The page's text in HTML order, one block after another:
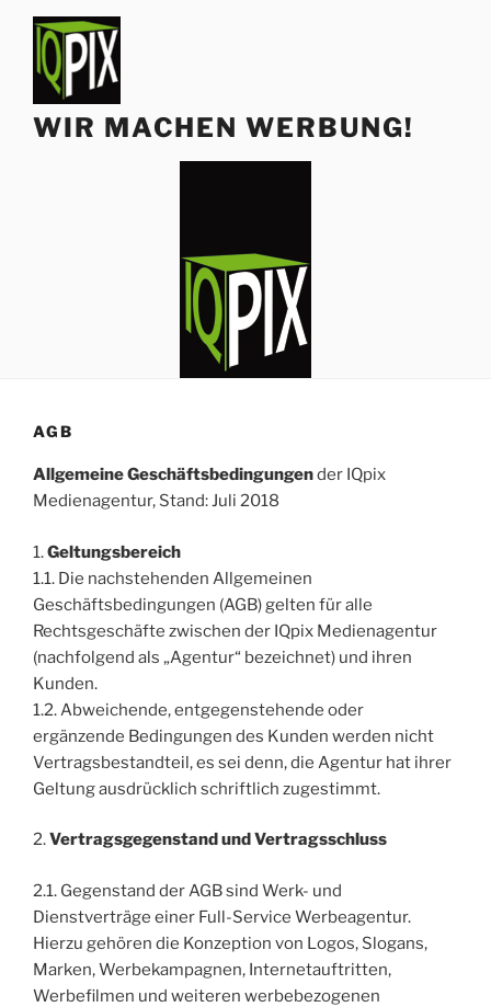
Zum
Inhalt
springen
WIR MACHEN WERBUNG!
AGB
Allgemeine Geschäftsbedingungender IQpix
Medienagentur, Stand: Juli 2018
1.Geltungsbereich
1.1. Die nachstehenden Allgemeinen
Geschäftsbedingungen (AGB) gelten für alle
Rechtsgeschäfte zwischen der IQpix Medienagentur
(nachfolgend als „Agentur“ bezeichnet) und ihren
Kunden.
1.2. Abweichende, entgegenstehende oder
ergänzende Bedingungen des Kunden werden nicht
Vertragsbestandteil, es sei denn, die Agentur hat ihrer
Geltung ausdrücklich schriftlich zugestimmt.
2.Vertragsgegenstand und Vertragsschluss
2.1. Gegenstand der AGB sind Werk- und
Dienstverträge einer Full-Service Werbeagentur.
Hierzu gehören die Konzeption von Logos, Slogans,
Marken, Werbekampagnen, Internetauftritten,
Werbefilmen und weiteren werbebezogenen